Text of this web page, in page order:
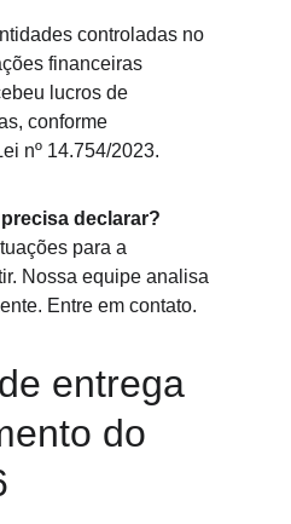
controladas no
financeiras
lucros de
conforme
nº 14.754/2023.
declarar?
para a
Nossa equipe analisa
Entre em contato.
entrega
do